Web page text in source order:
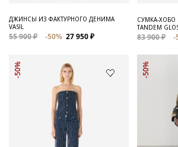
ДЖИНСЫ ИЗ ФАКТУРНОГО ДЕНИМА
VASIL
55 900 ₽ -50% 27 950 ₽
СУМКА-ХОБО
TANDEM
83 900 ₽ -
-50% -50%